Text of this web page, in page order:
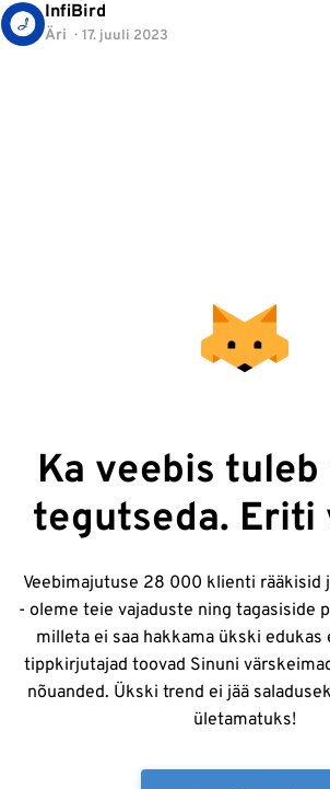
InfiBird
Äri 17. juuli 2023
Ka veebis
tegutseda. Eriti
Veebimajutuse 28 000 klienti rääkisid
- oleme teie vajaduste ning tagasiside
milleta ei saa hakkama ükski edukas
tippkirjutajad toovad Sinuni
nõuanded. Ükski trend ei jää
ületamatuks!